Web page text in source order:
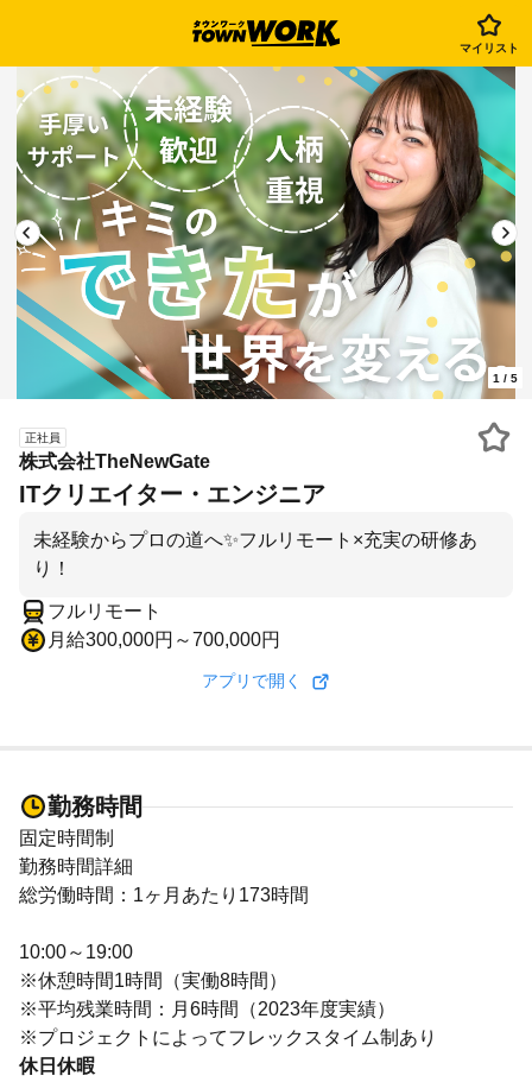
マイリスト
1 / 5
正社員
株式会社TheNewGate
ITクリエイター・エンジニア
未経験からプロの道へ✨フルリモート×充実の研修あ
り！
フルリモート
月給300,000円～700,000円
アプリで開く
勤務時間
固定時間制
勤務時間詳細
総労働時間：1ヶ月あたり173時間
10:00～19:00
※休憩時間1時間（実働8時間）
※平均残業時間：月6時間（2023年度実績）
※プロジェクトによってフレックスタイム制あり
休日休暇